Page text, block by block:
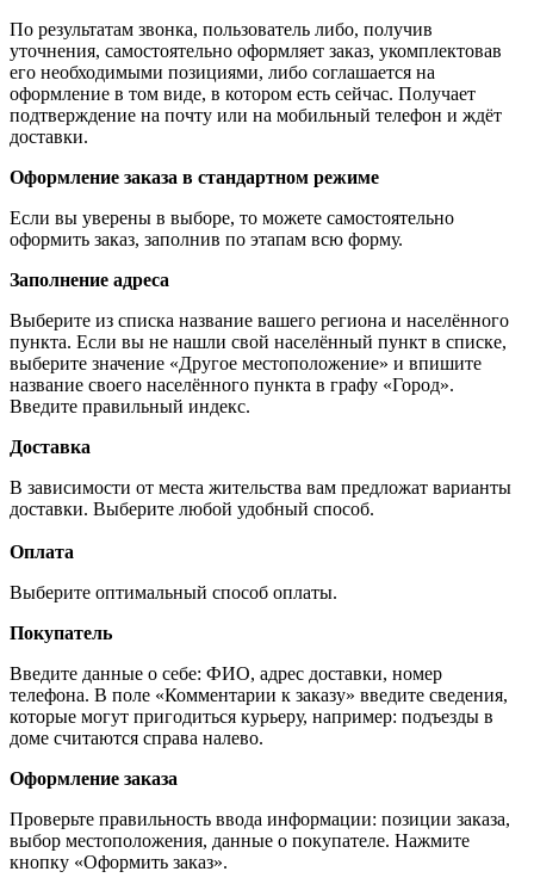
По результатам звонка, пользователь либо, получив
уточнения, самостоятельно оформляет заказ, укомплектовав
его необходимыми позициями, либо соглашается на
оформление в том виде, в котором есть сейчас. Получает
подтверждение на почту или на мобильный телефон и ждёт
доставки.
Оформление заказа в стандартном режиме
Если вы уверены в выборе, то можете самостоятельно
оформить заказ, заполнив по этапам всю форму.
Заполнение адреса
Выберите из списка название вашего региона и населённого
пункта. Если вы не нашли свой населённый пункт в списке,
выберите значение «Другое местоположение» и впишите
название своего населённого пункта в графу «Город».
Введите правильный индекс.
Доставка
В зависимости от места жительства вам предложат варианты
доставки. Выберите любой удобный способ.
Оплата
Выберите оптимальный способ оплаты.
Покупатель
Введите данные о себе: ФИО, адрес доставки, номер
телефона. В поле «Комментарии к заказу» введите сведения,
которые могут пригодиться курьеру, например: подъезды в
доме считаются справа налево.
Оформление заказа
Проверьте правильность ввода информации: позиции заказа,
выбор местоположения, данные о покупателе. Нажмите
кнопку «Оформить заказ».